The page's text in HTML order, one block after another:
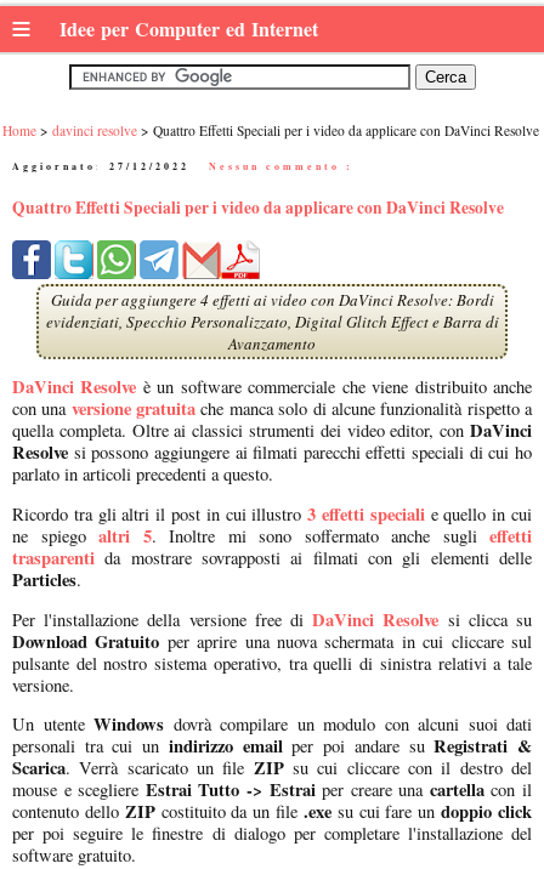
≡ Idee per Computer ed Internet
Home davinci resolve Quattro Effetti Speciali per i video da applicare con DaVinci Resolve
Aggiornato: 27/12/2022 Nessun commento :
Quattro Effetti Speciali per i video da applicare con DaVinci Resolve
Guida per aggiungere 4 effetti ai video con DaVinci Resolve: Bordi
evidenziati, Specchio Personalizzato, Digital Glitch Effect e Barra di
Avanzamento
DaVinci Resolve è un software commerciale che viene distribuito anche
con una versione gratuita che manca solo di alcune funzionalità rispetto a
quella completa. Oltre ai classici strumenti dei video editor, con DaVinci
Resolve si possono aggiungere ai filmati parecchi effetti speciali di cui ho
parlato in articoli precedenti a questo.
Ricordo tra gli altri il post in cui illustro 3 effetti specialie quello in cui
ne spiego altri 5. Inoltre mi sono soffermato anche sugli effetti
trasparenti da mostrare sovrapposti ai filmati con gli elementi delle
Particles.
Per l'installazione della versione free diDaVinci Resolve si clicca su
Download Gratuito per aprire una nuova schermata in cui cliccare sul
pulsante del nostro sistema operativo, tra quelli di sinistra relativi a tale
versione.
Un utente Windows dovrà compilare un modulo con alcuni suoi dati
personali tra cui un indirizzo emailper poi andare suRegistrati &
Scarica. Verrà scaricato un file ZIPsu cui cliccare con il destro del
mouse e scegliere Estrai Tutto -> Estraiper creare una cartellacon il
contenuto dello ZIP costituito da un file .exesu cui fare undoppio click
per poi seguire le finestre di dialogo per completare l'installazione del
software gratuito.